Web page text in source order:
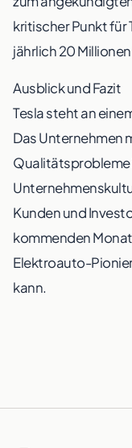
kritischer Punkt für
jährlich 20
Ausblick und Fazit
Tesla steht an
Das Unternehmen
Qualitätsprobleme
Kunden und
kommenden
Elektroauto-
kann.